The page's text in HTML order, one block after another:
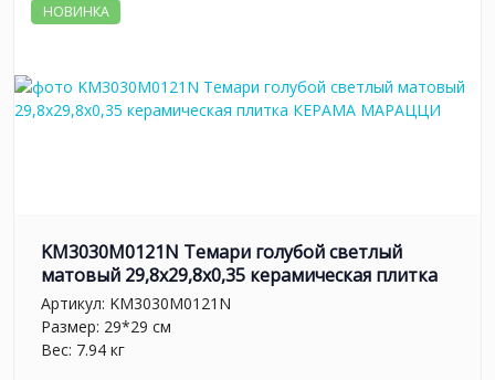
НОВИНКА
KM3030M0121N Темари голубой светлый
матовый 29,8x29,8x0,35 керамическая плитка
Артикул: KM3030M0121N
Размер: 29*29 см
Вес: 7.94 кг